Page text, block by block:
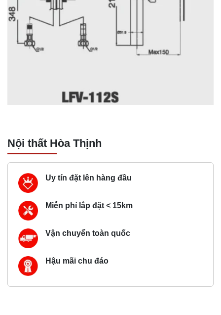
Nội thất Hòa Thịnh
Uy tín đặt lên hàng đầu
Miễn phí lắp đặt < 15km
Vận chuyển toàn quốc
Hậu mãi chu đáo